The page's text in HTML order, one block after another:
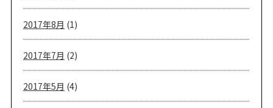
2017年8月 (1)
2017年7月 (2)
2017年5月 (4)